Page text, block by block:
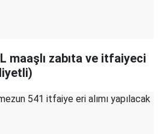
maaşlı zabıta ve itfaiyeci